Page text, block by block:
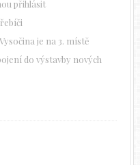
přihlásit
je na 3. místě
do výstavby nových